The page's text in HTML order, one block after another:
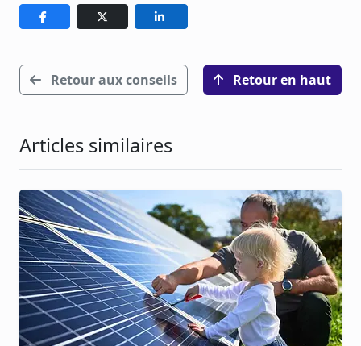
Retour aux conseils Retour en haut
Articles similaires